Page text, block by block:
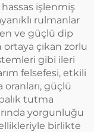
işlenmiş
rulmanlar
ve güçlü dip
çıkan zorlu
gibi ileri
felsefesi, etkili
güçlü
tutma
yorgunluğu
birlikte